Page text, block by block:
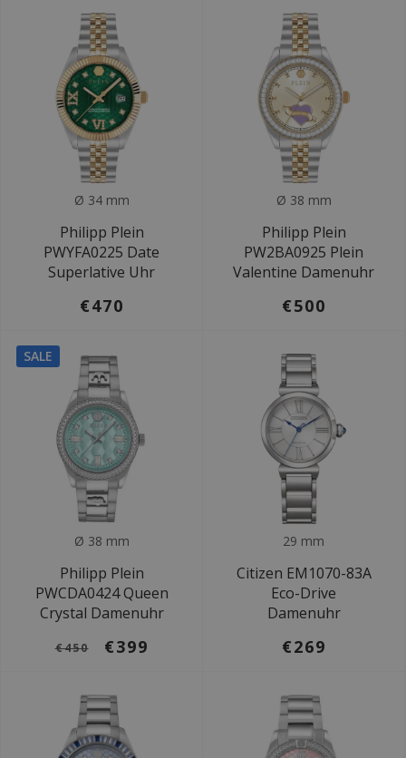
Ø 34 mm
Philipp Plein
PWYFA0225 Date
Superlative Uhr
€470
Ø 38 mm
Philipp Plein
PW2BA0925 Plein
Valentine Damenuhr
€500
SALE
Ø 38 mm
Philipp Plein
PWCDA0424 Queen
Crystal Damenuhr
€450 €399
29 mm
Citizen EM1070-83A
Eco-Drive
Damenuhr
€269